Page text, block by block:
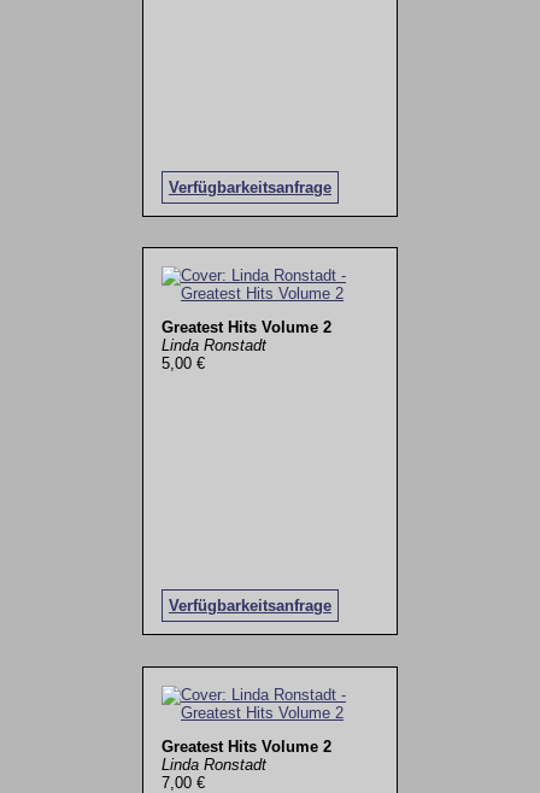
Verfügbarkeitsanfrage
Greatest Hits Volume 2
Linda Ronstadt
5,00 €
Verfügbarkeitsanfrage
Greatest Hits Volume 2
Linda Ronstadt
7,00 €